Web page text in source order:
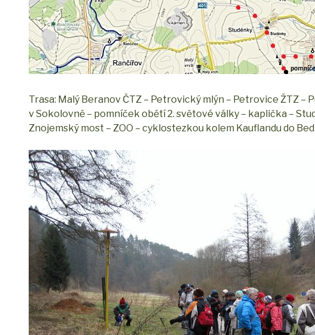
Trasa: Malý Beranov ČTZ – Petrovický mlýn – Petrovice ŽTZ
v Sokolovně – pomníček obětí 2. světové války – kaplička –
Znojemský most – ZOO – cyklostezkou kolem Kauflandu do